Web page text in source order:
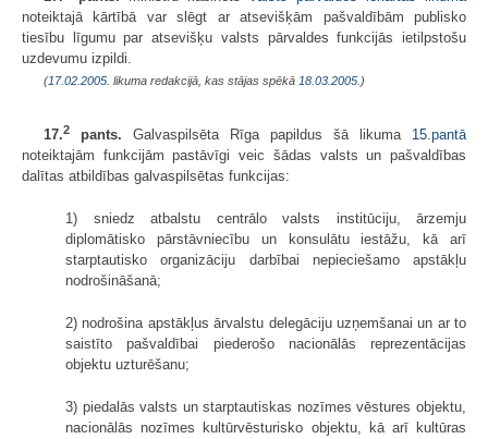
noteiktajā kārtībā var slēgt ar atsevišķām pašvaldībām publisko
tiesību līgumu par atsevišķu valsts pārvaldes funkcijās ietilpstošu
uzdevumu izpildi.
(17.02.2005 . likuma redakcijā, kas stājas spēkā 18.03.2005. )
17.2 pants. Galvaspilsēta Rīga papildus šā likuma 15.pantā
noteiktajām funkcijām pastāvīgi veic šādas valsts un pašvaldības
dalītas atbildības galvaspilsētas funkcijas:
1) sniedz atbalstu centrālo valsts institūciju, ārzemju
diplomātisko pārstāvniecību un konsulātu iestāžu, kā arī
starptautisko organizāciju darbībai nepieciešamo apstākļu
nodrošināšanā;
2) nodrošina apstākļus ārvalstu delegāciju uzņemšanai un ar to
saistīto pašvaldībai piederošo nacionālās reprezentācijas
objektu uzturēšanu;
3) piedalās valsts un starptautiskas nozīmes vēstures objektu,
nacionālās nozīmes kultūrvēsturisko objektu, kā arī kultūras